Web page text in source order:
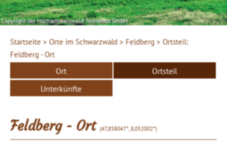
Copyright der Hochschwarzwald Tourismus GmbH
Startseite > Orte im Schwarzwald > Feldberg >Ortsteil:
Feldberg - Ort
Ort
Ortsteil
Unterkünfte
Feldberg - Ort(47,858047°, 8,052002°)